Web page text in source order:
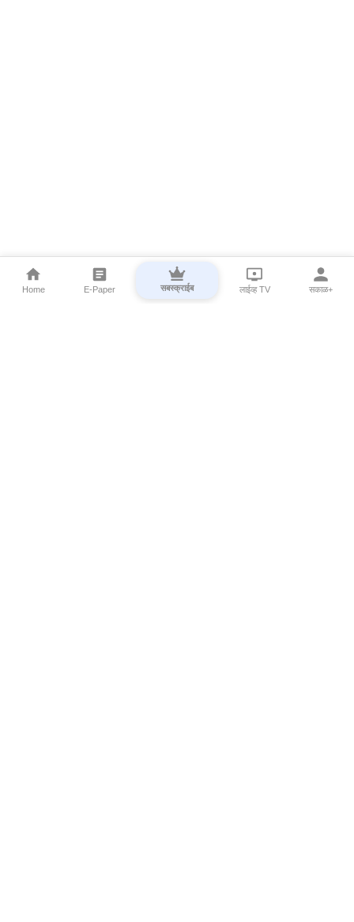
Home E-Paper सबस्क्राईब लाईव्ह TV सकाळ+